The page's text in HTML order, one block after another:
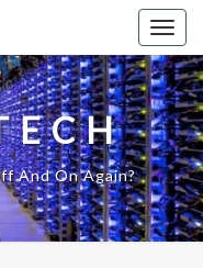
And On Again?